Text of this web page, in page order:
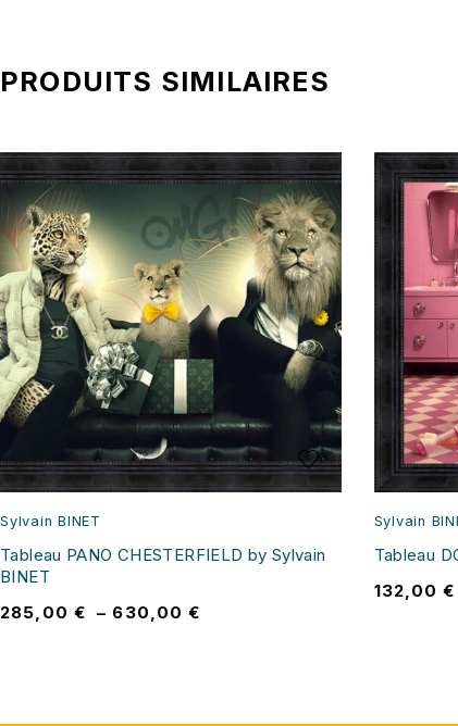
PRODUITS SIMILAIRES
Sylvain BINET
Tableau PANO CHESTERFIELD by Sylvain
BINET
285,00 € – 630,00€
Sylvain
Tableau
132,00€